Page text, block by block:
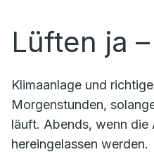
Lüften ja
Klimaanlage und
Morgenstunden,
läuft. Abends, wenn
hereingelassen werden.